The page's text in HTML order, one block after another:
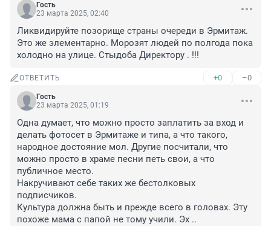
Гость
23 марта 2025, 02:40
Ликвидируйте позорище страны очереди в Эрмитаж.
Это же элементарно. Морозят людей по полгода пока
холодно на улице. Стыдоба Директору . !!!
ОТВЕТИТЬ +0 –0
Гость
23 марта 2025, 01:19
Одна думает, что можно просто заплатить за вход и
делать фотосет в Эрмитаже и типа, а что такого,
народное достояние мол. Другие посчитали, что
можно просто в храме песни петь свои, а что
публичное место.
Накручивают себе таких же бестолковых
подписчиков.
Культура должна быть и прежде всего в головах. Эту
похоже мама с папой не тому учили. Эх ..